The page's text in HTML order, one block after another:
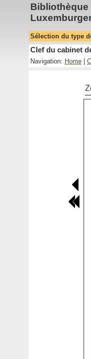
Bibliothèque
Sélection du type
Clef du cabinet
Navigation: Home